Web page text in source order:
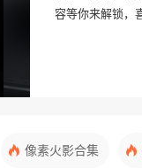
容等你来解锁，
像素火影合集